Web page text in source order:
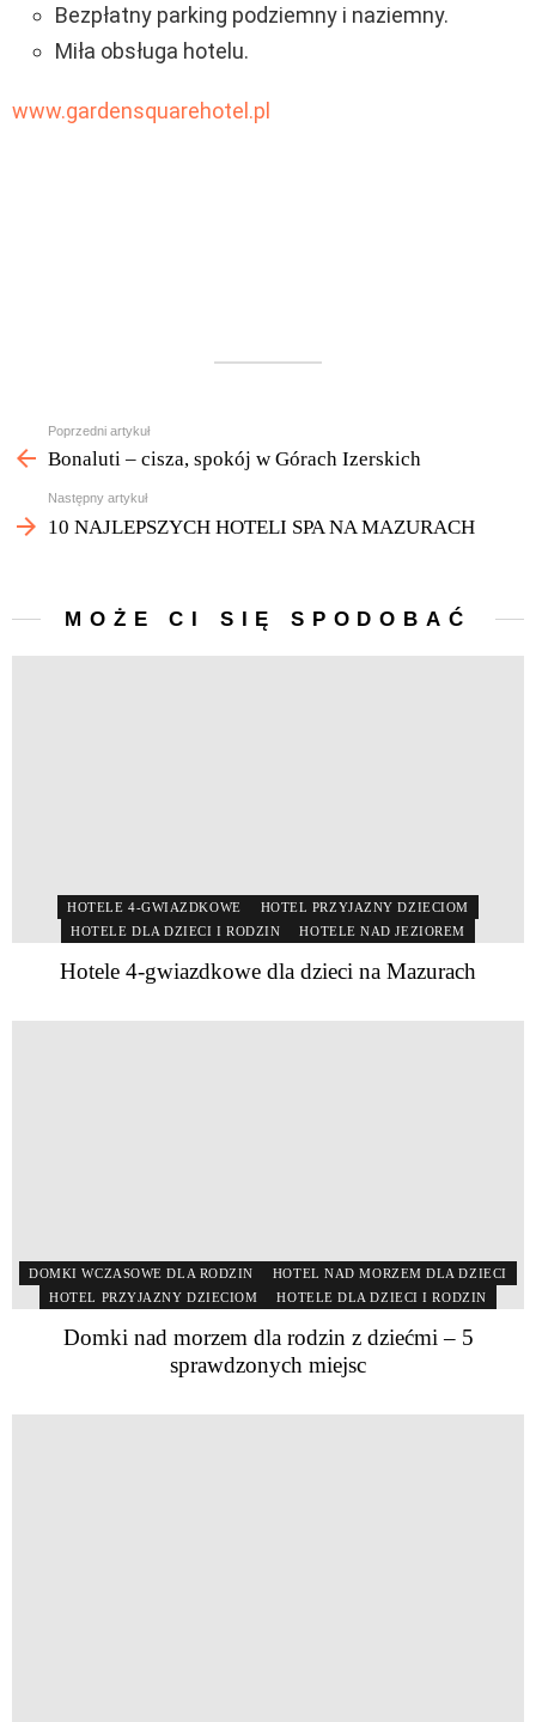
Bezpłatny parking podziemny i naziemny.
Miła obsługa hotelu.
www.gardensquarehotel.pl
Zobacz
więcej
Poprzedni artykuł
Bonaluti – cisza, spokój w Górach Izerskich
Następny artykuł
10 NAJLEPSZYCH HOTELI SPA NA MAZURACH
MOŻE CI SIĘ SPODOBAĆ
HOTELE 4-GWIAZDKOWE
HOTEL PRZYJAZNY DZIECIOM
HOTELE DLA DZIECI I RODZIN
HOTELE NAD JEZIOREM
Hotele 4-gwiazdkowe dla dzieci na Mazurach
DOMKI WCZASOWE DLA RODZIN
HOTEL NAD MORZEM DLA DZIECI
HOTEL PRZYJAZNY DZIECIOM
HOTELE DLA DZIECI I RODZIN
Domki nad morzem dla rodzin z dziećmi – 5
sprawdzonych miejsc